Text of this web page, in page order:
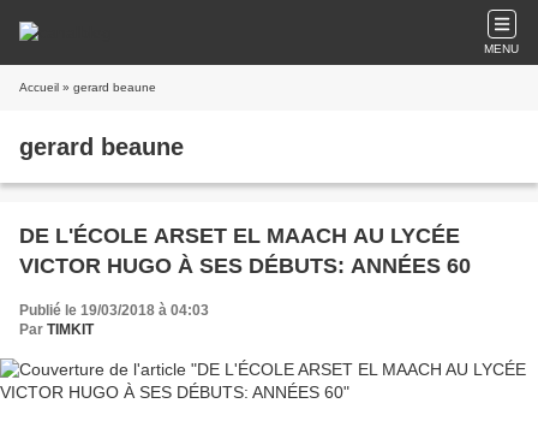
MENU
Accueil » gerard beaune
gerard beaune
DE L'ÉCOLE ARSET EL MAACH AU LYCÉE
VICTOR HUGO À SES DÉBUTS: ANNÉES 60
Publié le 19/03/2018 à 04:03
Par TIMKIT